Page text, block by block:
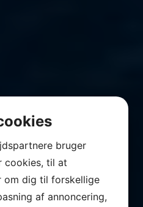
bruger
cookies, til at
om dig til forskellige
af annoncering,